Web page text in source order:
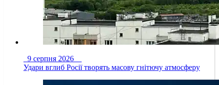
9 серпня 2026
Удари вглиб Росії творять масову гнітючу атмосферу